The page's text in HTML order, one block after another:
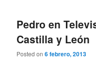
Pedro en
Castilla y León
Posted on6 febrero, 2013